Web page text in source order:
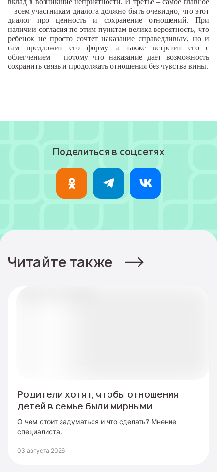
вклад в возникшие неприятности. И третье – самое главное
– всем участникам диалога должно быть очевидно, что этот
диалог про ценность и сохранение отношений. При
наличии согласия по этим пунктам велика вероятность, что
ребенок не просто сочтет наказание справедливым, но и
сам предложит его форму, а также встретит его с
облегчением – потому что наказание дает возможность
сохранить связь и продолжать отношения без чувства вины.
Поделиться в соцсетях
Читайте также
Родители хотят, чтобы отношения
детей в семье были мирными
О чем стоит задуматься и что сделать? Мнение
специалиста.
03 августа 2026